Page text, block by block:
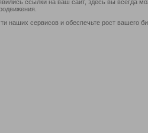
ссылки на ваш сайт, здесь вы всегда
наших сервисов и обеспечьте рост вашего